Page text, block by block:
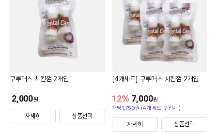
구루머스 치킨껌 2개입
2,000원
자세히 상품선택
[4개세트] 구루머스 치킨껌 2개입
7,000원
12%
개당1,750원 (4개 세트 구입시 )
자세히 상품선택